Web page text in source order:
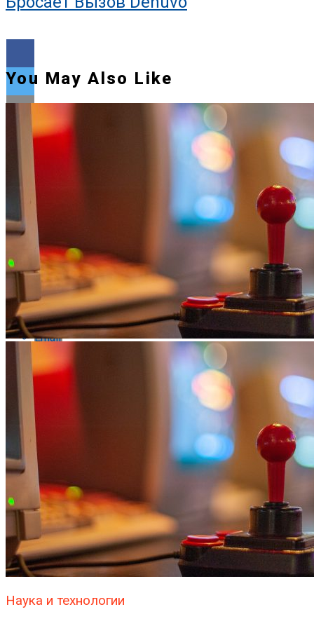
Flipboard
Reddit
Pinterest
Whatsapp
Whatsapp
Email
You May Also Like
Наука и технологии